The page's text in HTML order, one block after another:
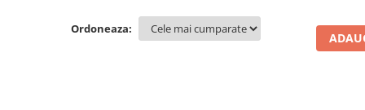
Mese gradinitaOrdoneaza: